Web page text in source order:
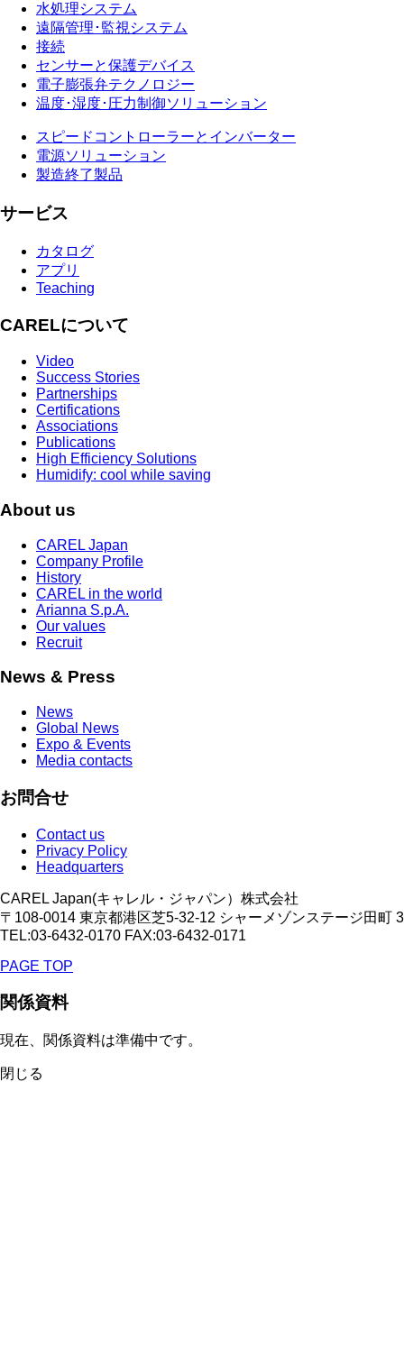
水処理システム
遠隔管理･監視システム
接続
センサーと保護デバイス
電子膨張弁テクノロジー
温度･湿度･圧力制御ソリューション
スピードコントローラーとインバーター
電源ソリューション
製造終了製品
サービス
カタログ
アプリ
Teaching
CARELについて
Video
Success Stories
Partnerships
Certifications
Associations
Publications
High Efficiency Solutions
Humidify: cool while saving
About us
CAREL Japan
Company Profile
History
CAREL in the world
Arianna S.p.A.
Our values
Recruit
News & Press
News
Global News
Expo & Events
Media contacts
お問合せ
Contact us
Privacy Policy
Headquarters
CAREL Japan(キャレル・ジャパン）株式会社
〒108-0014 東京都港区芝5-32-12 シャーメゾンステージ田町
TEL:03-6432-0170 FAX:03-6432-0171
PAGE TOP
関係資料
現在、関係資料は準備中です。
閉じる